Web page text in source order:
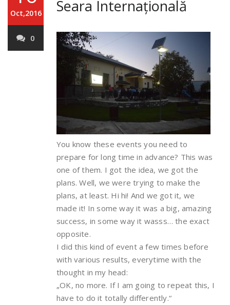
Oct,2016
0
Seara Internațională
You know these events you need to
prepare for long time in advance? This was
one of them. I got the idea, we got the
plans. Well, we were trying to make the
plans, at least. Hi hi! And we got it, we
made it! In some way it was a big, amazing
success, in some way it wasss… the exact
opposite.
I did this kind of event a few times before
with various results, everytime with the
thought in my head:
„OK, no more. If I am going to repeat this, I
have to do it totally differently.“